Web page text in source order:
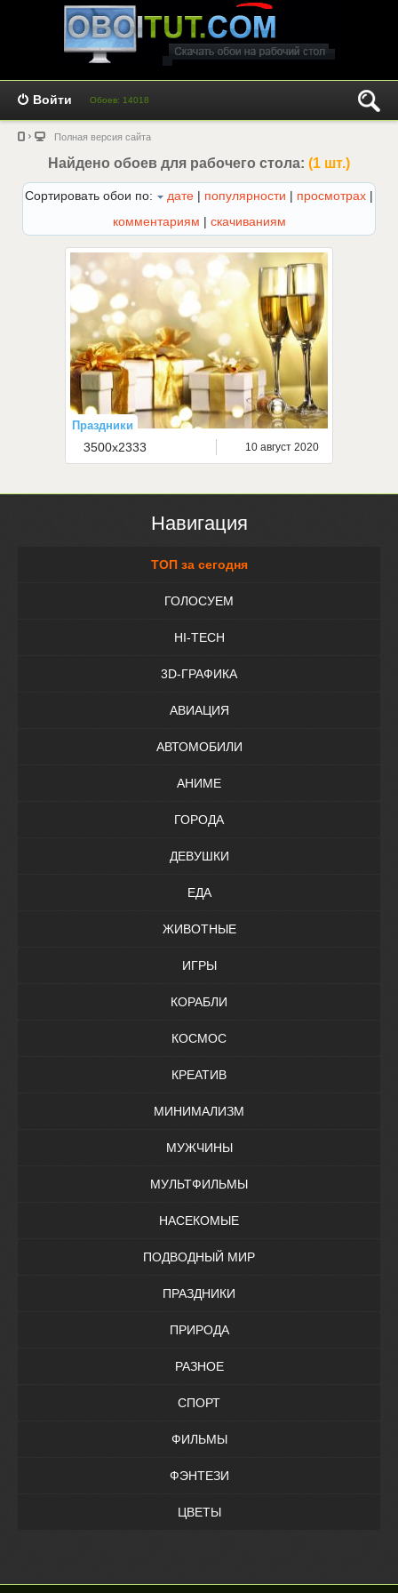
Войти Обоев: 14018
Полная версия сайта
Найдено обоев для рабочего стола: (1 шт.)
Сортировать обои по: дате | популярности | просмотрах |
комментариям | скачиваниям
Праздники
3500x2333 10 август 2020
Навигация
ТОП за сегодня
ГОЛОСУЕМ
HI-TECH
3D-ГРАФИКА
АВИАЦИЯ
АВТОМОБИЛИ
АНИМЕ
ГОРОДА
ДЕВУШКИ
ЕДА
ЖИВОТНЫЕ
ИГРЫ
КОРАБЛИ
КОСМОС
КРЕАТИВ
МИНИМАЛИЗМ
МУЖЧИНЫ
МУЛЬТФИЛЬМЫ
НАСЕКОМЫЕ
ПОДВОДНЫЙ МИР
ПРАЗДНИКИ
ПРИРОДА
РАЗНОЕ
СПОРТ
ФИЛЬМЫ
ФЭНТЕЗИ
ЦВЕТЫ